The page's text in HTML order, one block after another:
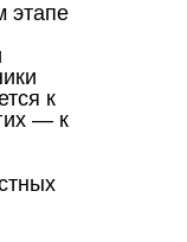
этапе
к
— к